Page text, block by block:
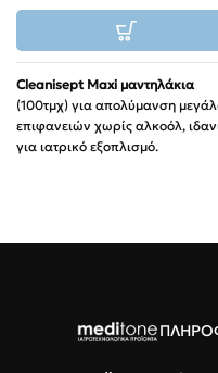
Cleanisept Maxi μαντηλάκια
(100τμχ) για απολύμανση
επιφανειών χωρίς αλκοόλ,
για ιατρικό εξοπλισμό.
και αποτελεσματικό